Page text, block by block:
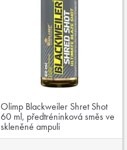
Olimp Blackweiler Shret Shot
60 ml, předtréninková směs ve
skleněné ampuli